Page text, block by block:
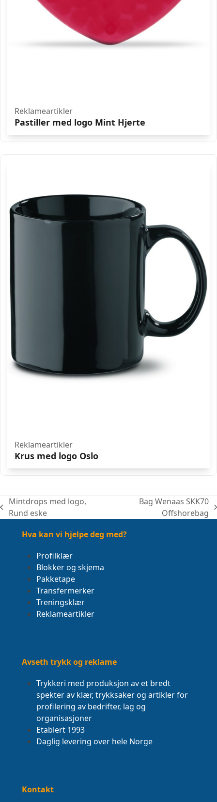
Reklameartikler
Pastiller med logo Mint Hjerte
Reklameartikler
Krus med logo Oslo
previous
Mintdrops med logo,
Rund eske
Bag Wenaas SKK70
Offshorebag
Hva kan vi hjelpe deg med?
Profilklær
Blokker og skjema
Pakketape
Transfermerker
Treningsklær
Reklameartikler
Avseth trykk og reklame
Trykkeri med produksjon av et bredt
spekter av klær, trykksaker og artikler for
profilering av bedrifter, lag og
organisasjoner
Etablert 1993
Daglig levering over hele Norge
Kontakt